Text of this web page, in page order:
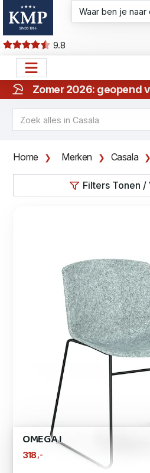
9.8
Zomer 2026: geopend
Home Merken Casala
Filters Tonen /
OMEGA I
318 ,-